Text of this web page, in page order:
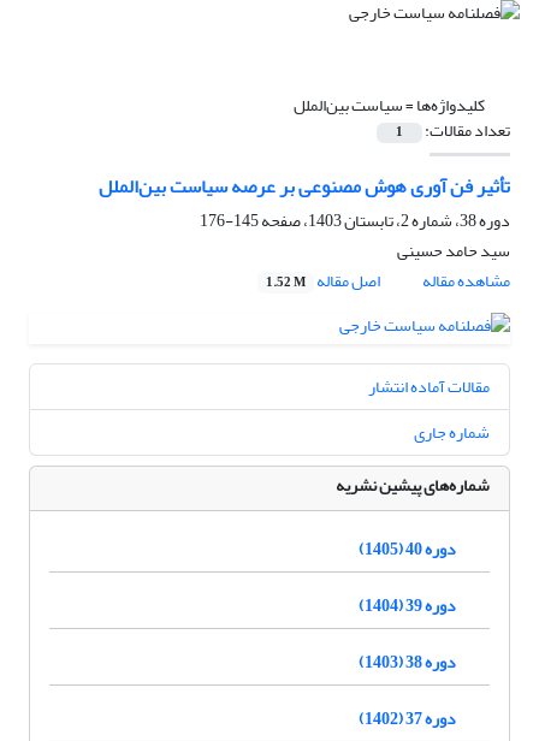
کلیدواژه‌ها =سیاست بین‌الملل
تعداد مقالات: 1
تأثیر فن آوری هوش مصنوعی بر عرصه سیاست بین‌الملل
دوره 38، شماره 2، تابستان 1403، صفحه
145-176
سید حامد حسینی
مشاهده مقاله
اصل مقاله 1.52 M
مقالات آماده انتشار
شماره جاری
شماره‌های پیشین نشریه
دوره 40 (1405)
دوره 39 (1404)
دوره 38 (1403)
دوره 37 (1402)